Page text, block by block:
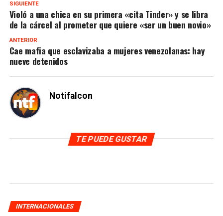
SIGUIENTE
Violó a una chica en su primera «cita Tinder» y se libra
de la cárcel al prometer que quiere «ser un buen novio»
ANTERIOR
Cae mafia que esclavizaba a mujeres venezolanas: hay
nueve detenidos
Notifalcon
TE PUEDE GUSTAR
INTERNACIONALES